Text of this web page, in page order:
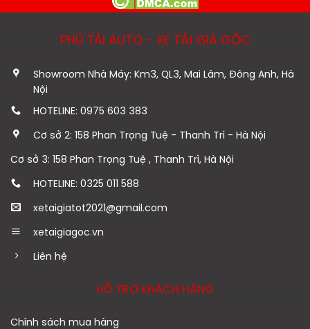
PHÚ TÀI AUTO - XE TẢI GIÁ GỐC
Showroom Nhà Máy: Km3, QL3, Mai Lâm, Đông Anh, Hà
Nội
HOTELINE: 0975 603 383
Cơ sở 2: 158 Phan Trọng Tuệ - Thanh Trì - Hà Nội
Cơ sở 3: 158 Phan Trọng Tuệ , Thanh Trì, Hà Nội
HOTELINE: 0325 011 588
xetaigiatot2021@gmail.com
xetaigiagoc.vn
Liên hệ
HỖ TRỢ KHÁCH HÀNG
Chính sách mua hàng